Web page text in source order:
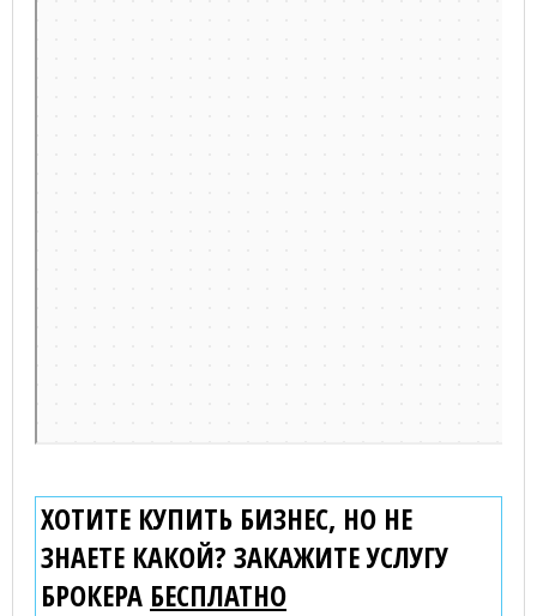
ХОТИТЕ КУПИТЬ БИЗНЕС, НО НЕ
ЗНАЕТЕ КАКОЙ? ЗАКАЖИТЕ УСЛУГУ
БРОКЕРА БЕСПЛАТНО